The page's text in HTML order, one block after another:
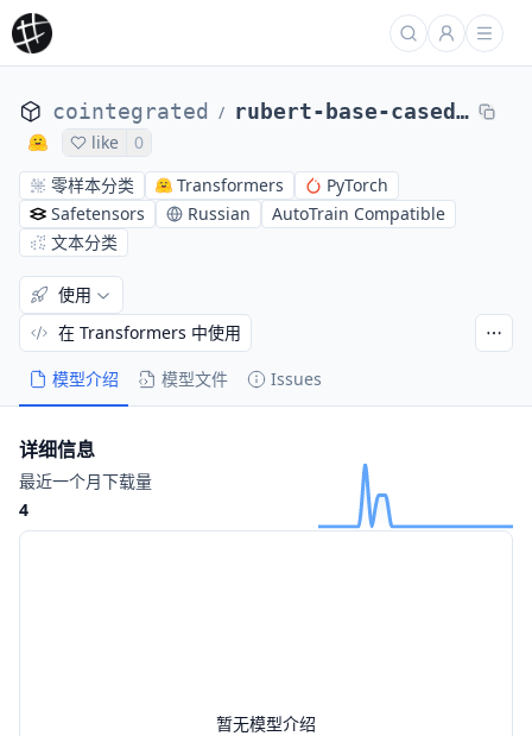
cointegrated / rubert-base-cased-nli-twoway
like
0
零样本分类
Transformers
PyTorch
Safetensors
Russian
AutoTrain Compatible
文本分类
模型介绍 模型文件 Issues
使用
在 Transformers 中使用
暂无模型介绍
详细信息
最近一个月下载量
4